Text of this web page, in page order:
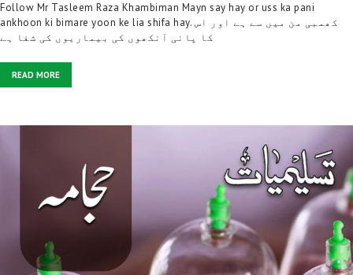
Follow Mr Tasleem Raza Khambiman Mayn say hay or uss ka pani
ankhoon ki bimare yoon ke lia shifa hay. کھمبی من میں سے ہے اور اس
READ MORE